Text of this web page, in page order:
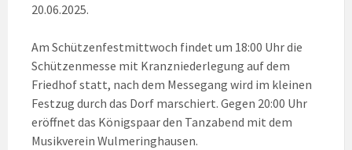
20.06.2025.
Am Schützenfestmittwoch findet um 18:00 Uhr die
Schützenmesse mit Kranzniederlegung auf dem
Friedhof statt, nach dem Messegang wird im kleinen
Festzug durch das Dorf marschiert. Gegen 20:00 Uhr
eröffnet das Königspaar den Tanzabend mit dem
Musikverein Wulmeringhausen.